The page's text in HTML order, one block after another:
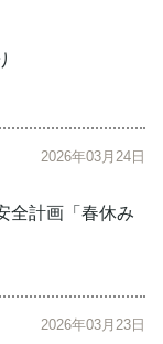
全計画「春休み
2026年03月24日
2026年03月23日